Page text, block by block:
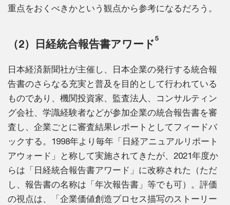
重点をおくべきかという観点から参考になるだろう。
（2）日経統合報告書アワード5
日本経済新聞社が主催し、日本企業の発行する統合報
告書のさらなる充実と普及を目的として行われている
ものであり、機関投資家、監査法人、コンサルティン
グ会社、学識経験者などが参加企業の統合報告書を審
査し、企業ごとに審査結果レポートとしてフィードバ
ックする。1998年より毎年「日経アニュアルリポート
アウォード」と称して実施されてきたが、2021年度か
らは「日経統合報告書アワード」に改称された（ただ
し、報告書の名称は「年次報告書」等でも可）。評価
の視点は、「企業価値創造プロセス描写のストーリー